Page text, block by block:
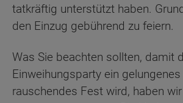
tatkräftig unterstützt haben.
den Einzug gebührend zu feiern.
Was Sie beachten sollten, damit
Einweihungsparty ein gelungenes
rauschendes Fest wird, haben